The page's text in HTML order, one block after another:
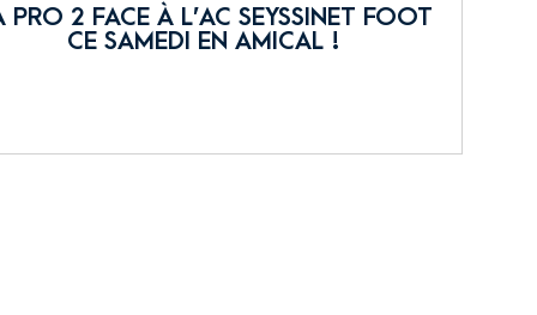
PRO 2 FACE À L’AC SEYSSINET FOOT
CE SAMEDI EN AMICAL !